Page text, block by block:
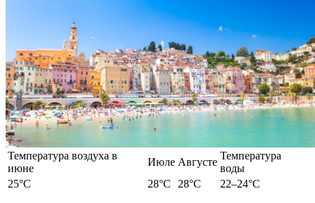
Температура воздуха в
июне
Июле Августе
Температура
воды
25°C
28°C 28°C 22–24°C